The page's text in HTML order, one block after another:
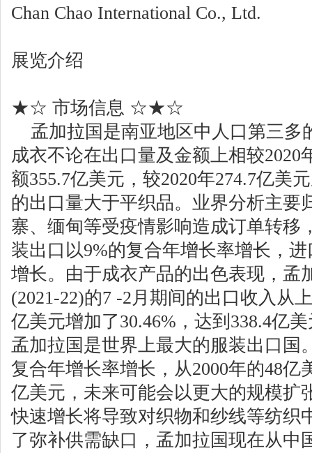
Chan Chao International Co., Ltd.
展览介绍
★☆ 市场信息 ☆★☆
孟加拉国是南亚地区中人口第三多
成衣不论在出口量及金额上相较2020
额355.7亿美元，较2020年274.7亿美
的出口量大于平织品。业界分析主要
寨、缅甸等受疫情影响造成订单转移
装出口以9%的复合年增长率增长，
增长。由于成衣产品的出色表现，孟
(2021-22)的7 -2月期间的出口收入从
亿美元增加了30.46%，达到338.4亿
孟加拉国是世界上最大的服装出口国
复合年增长率增长，从2000年的48亿
亿美元，未来可能会以更大的规模扩
快速增长将导致对织物和纱线等纺织
了弥补供需缺口，孟加拉国现在从中